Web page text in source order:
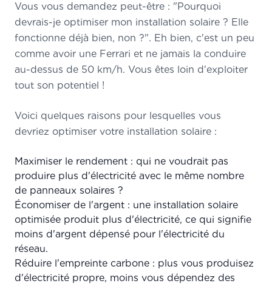
Vous vous demandez peut-être : "Pourquoi
devrais-je optimiser mon installation solaire ? Elle
fonctionne déjà bien, non ?". Eh bien, c'est un peu
comme avoir une Ferrari et ne jamais la conduire
au-dessus de 50 km/h. Vous êtes loin d'exploiter
tout son potentiel !
Voici quelques raisons pour lesquelles vous
devriez optimiser votre installation solaire :
Maximiser le rendement : qui ne voudrait pas
produire plus d'électricité avec le même nombre
de panneaux solaires ?
Économiser de l'argent : une installation solaire
optimisée produit plus d'électricité, ce qui signifie
moins d'argent dépensé pour l'électricité du
réseau.
Réduire l'empreinte carbone : plus vous produisez
d'électricité propre, moins vous dépendez des